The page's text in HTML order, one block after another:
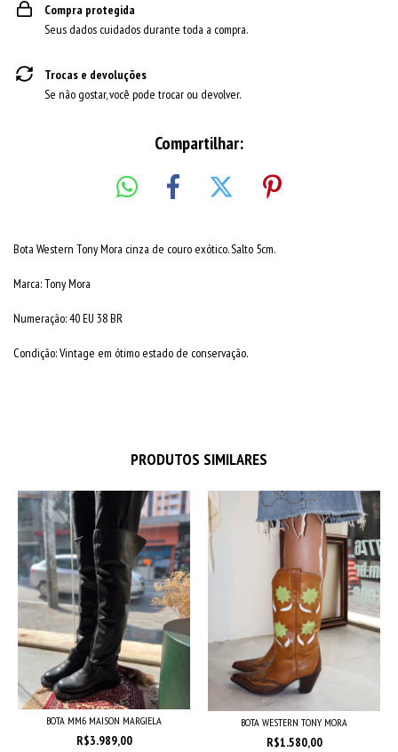
Compra protegida
Seus dados cuidados durante toda a compra.
Trocas e devoluções
Se não gostar, você pode trocar ou devolver.
Compartilhar:
Bota Western Tony Mora cinza de couro exótico. Salto 5cm.
Marca: Tony Mora
Numeração: 40 EU 38 BR
Condição: Vintage em ótimo estado de conservação.
PRODUTOS SIMILARES
BOTA MM6 MAISON MARGIELA
R$3.989,00
BOTA WESTERN TONY MORA
R$1.580,00